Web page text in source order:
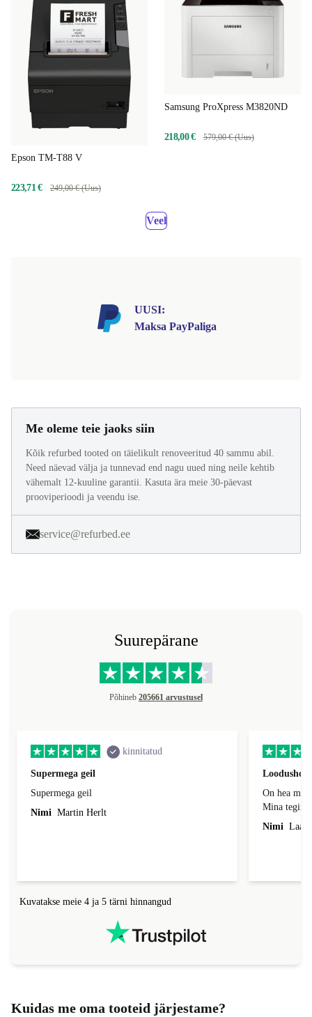
Epson TM-T88 V
223,71 € 249,00 € (Uus)
Samsung ProXpress M3820ND
218,00 € 579,00 € (Uus)
Veel
UUSI:
Maksa PayPaliga
Me oleme teie jaoks siin
Kõik refurbed tooted on täielikult renoveeritud 40 sammu abil.
Need näevad välja ja tunnevad end nagu uued ning neile kehtib
vähemalt 12-kuuline garantii. Kasuta ära meie 30-päevast
prooviperioodi ja veendu ise.
service@refurbed.ee
Suurepärane
Põhineb 205661 arvustusel
kinnitatud
Supermega geil
Supermega geil
Nimi Martin Herlt
On hea
Mina tegin
kvaliteedi
Nimi Laas,
Kuvatakse meie 4 ja 5 tärni hinnangud
Kuidas me oma tooteid järjestame?